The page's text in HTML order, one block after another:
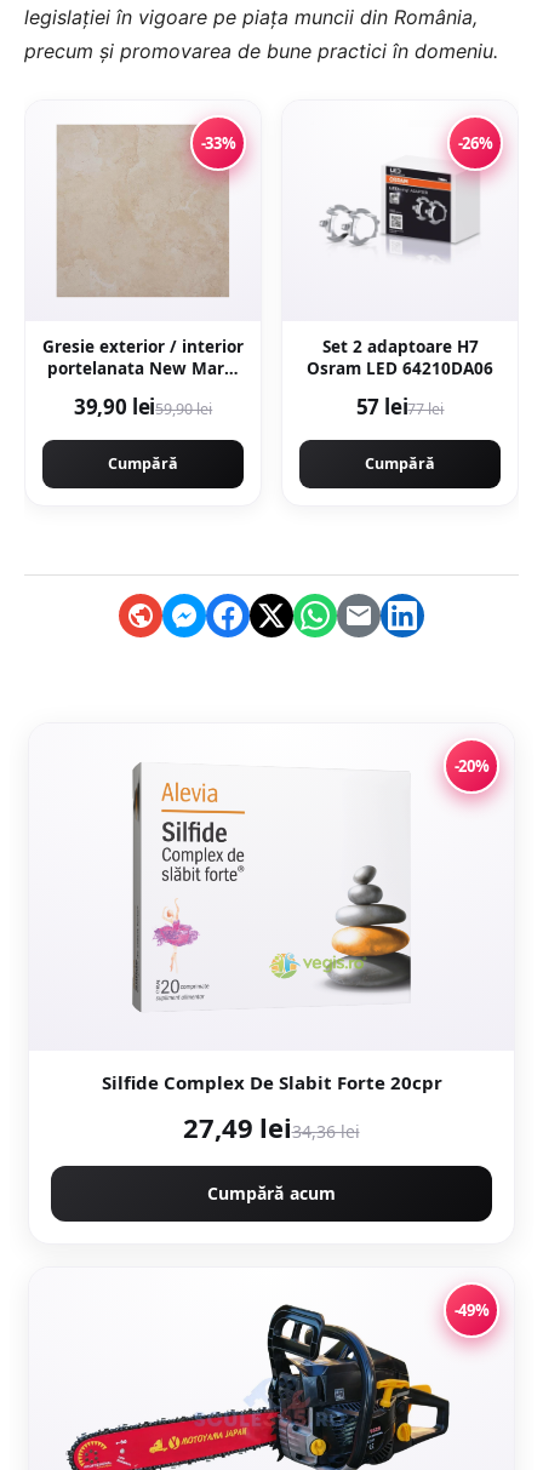
legislației în vigoare pe piața muncii din România,
precum și promovarea de bune practici în domeniu.
-33%
Gresie exterior / interior
portelanata New Marfil
lucioasa rectificata tip
39,90 lei59,90 lei
Cumpără
-26%
Set 2 adaptoare H7
Osram LED 64210DA06
57 lei77 lei
Cumpără
-20%
Silfide Complex De Slabit Forte 20cpr
27,49 lei34,36 lei
Cumpără acum
-49%